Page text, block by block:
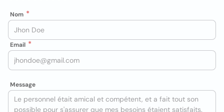
Nom
Email
Message